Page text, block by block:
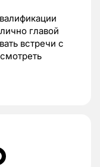
главой
встречи с